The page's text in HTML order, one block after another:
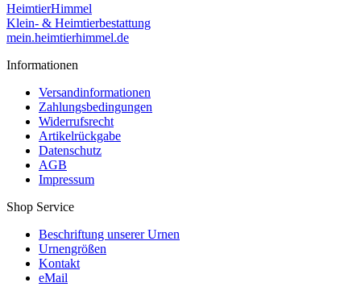
HeimtierHimmel
Klein- & Heimtierbestattung
mein.heimtierhimmel.de
Informationen
Versandinformationen
Zahlungsbedingungen
Widerrufsrecht
Artikelrückgabe
Datenschutz
AGB
Impressum
Shop Service
Beschriftung unserer Urnen
Urnengrößen
Kontakt
eMail